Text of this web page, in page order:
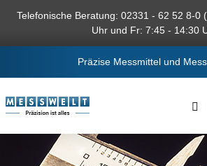
springen
Telefonische Beratung: 02331 - 62 52 8-0
Uhr und Fr: 7:45 - 14:30
Präzise Messmittel und